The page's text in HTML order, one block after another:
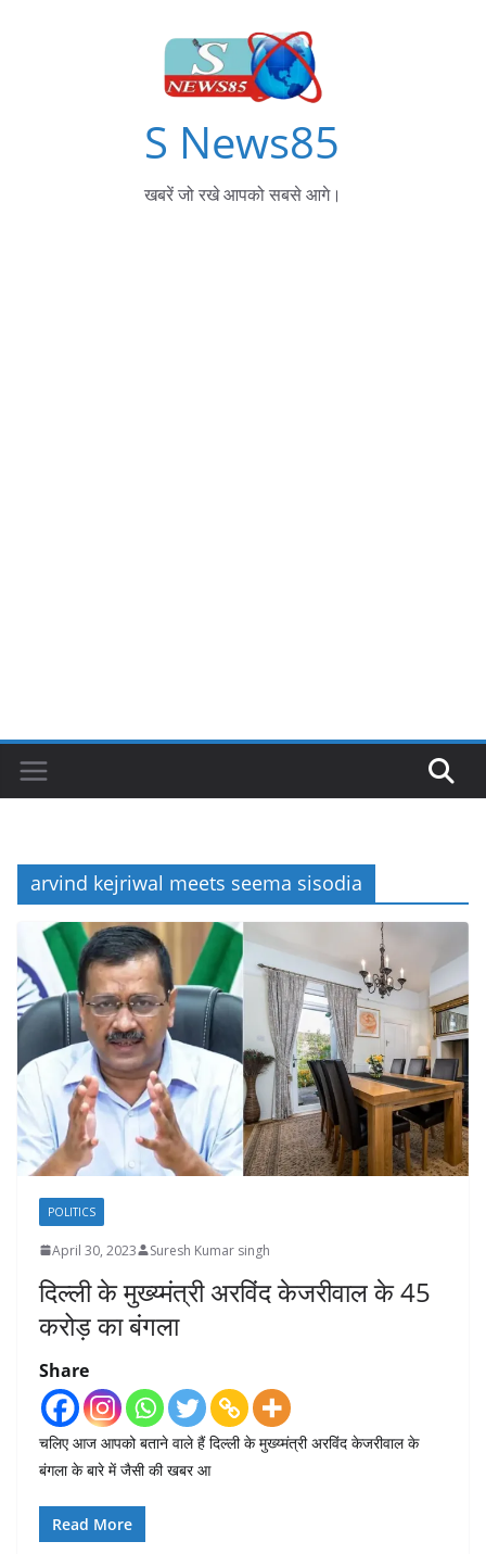
S News85
खबरें जो रखे आपको सबसे आगे।
arvind kejriwal meets seema sisodia
POLITICS
April 30, 2023 Suresh Kumar singh
दिल्ली के मुख्य्मंत्री अरविंद केजरीवाल के 45
करोड़ का बंगला
Share
चलिए आज आपको बताने वाले हैं दिल्ली के मुख्य्मंत्री अरविंद केजरीवाल के
बंगला के बारे में जैसी की खबर आ
Read More